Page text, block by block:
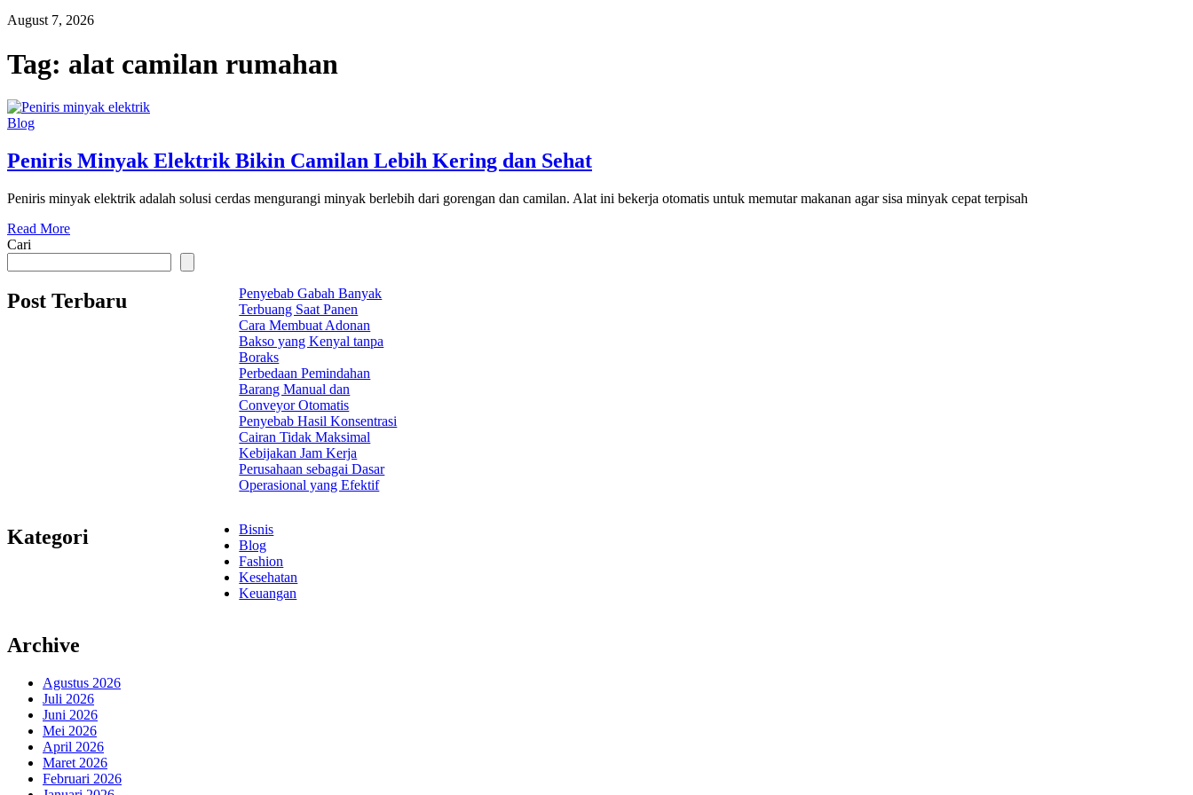
August 7, 2026
Tag: alat camilan rumahan
Blog
Peniris Minyak Elektrik Bikin Camilan Lebih Kering dan Sehat
Peniris minyak elektrik adalah solusi cerdas mengurangi minyak berlebih dari gorengan dan camilan. Alat ini bekerja otomatis untuk memutar makanan agar sisa minyak cepat terpisah
Read More
Cari
Post Terbaru
Penyebab Gabah Banyak
Terbuang Saat Panen
Cara Membuat Adonan
Bakso yang Kenyal tanpa
Boraks
Perbedaan Pemindahan
Barang Manual dan
Conveyor Otomatis
Penyebab Hasil Konsentrasi
Cairan Tidak Maksimal
Kebijakan Jam Kerja
Perusahaan sebagai Dasar
Operasional yang Efektif
Kategori
Bisnis
Blog
Fashion
Kesehatan
Keuangan
Archive
Agustus 2026
Juli 2026
Juni 2026
Mei 2026
April 2026
Maret 2026
Februari 2026